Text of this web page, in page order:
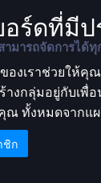
ร์ดที่มี
มารถจัดการได้ทุ
องเราช่วยให้คุ
งกลุ่มอยู่กับเพื่
ณ ทั้งหมดจากแ
ชิก